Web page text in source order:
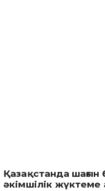
Қазақстанда
әкімшілік жүктеме